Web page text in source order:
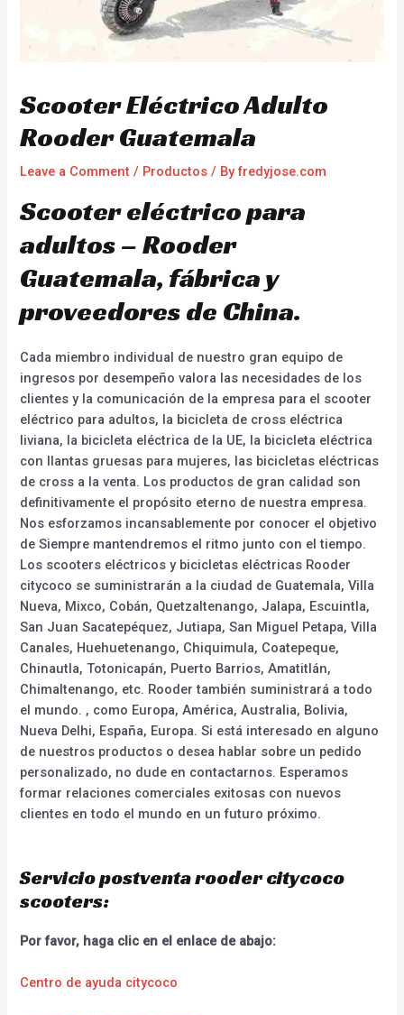
Scooter Eléctrico Adulto
Rooder Guatemala
Leave a Comment / Productos / Byfredyjose.com
Scooter eléctrico para
adultos – Rooder
Guatemala, fábrica y
proveedores de China.
Cada miembro individual de nuestro gran equipo de
ingresos por desempeño valora las necesidades de los
clientes y la comunicación de la empresa para el scooter
eléctrico para adultos, la bicicleta de cross eléctrica
liviana, la bicicleta eléctrica de la UE, la bicicleta eléctrica
con llantas gruesas para mujeres, las bicicletas eléctricas
de cross a la venta. Los productos de gran calidad son
definitivamente el propósito eterno de nuestra empresa.
Nos esforzamos incansablemente por conocer el objetivo
de Siempre mantendremos el ritmo junto con el tiempo.
Los scooters eléctricos y bicicletas eléctricas Rooder
citycoco se suministrarán a la ciudad de Guatemala, Villa
Nueva, Mixco, Cobán, Quetzaltenango, Jalapa, Escuintla,
San Juan Sacatepéquez, Jutiapa, San Miguel Petapa, Villa
Canales, Huehuetenango, Chiquimula, Coatepeque,
Chinautla, Totonicapán, Puerto Barrios, Amatitlán,
Chimaltenango, etc. Rooder también suministrará a todo
el mundo. , como Europa, América, Australia, Bolivia,
Nueva Delhi, España, Europa. Si está interesado en alguno
de nuestros productos o desea hablar sobre un pedido
personalizado, no dude en contactarnos. Esperamos
formar relaciones comerciales exitosas con nuevos
clientes en todo el mundo en un futuro próximo.
Servicio postventa rooder citycoco
scooters:
Por favor, haga clic en el enlace de abajo:
Centro de ayuda citycoco